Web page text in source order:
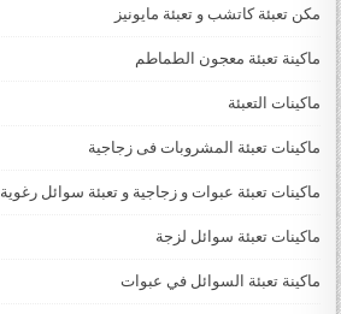
مكن تعبئة كاتشب و تعبئة مايونيز
ماكينة تعبئة معجون الطماطم
ماكينات التعبئة
ماكينات تعبئة المشروبات فى زجاجية
ماكينات تعبئة عبوات و زجاجية و تعبئة سوائل رغوية
ماكينات تعبئة سوائل لزجة
‏‏‏ماكينة تعبئة السوائل في عبوات